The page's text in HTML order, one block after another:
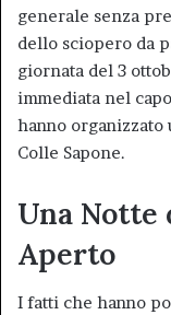
generale senza
dello sciopero da
giornata del 3
immediata nel
hanno organizzato
Colle Sapone.
Una Notte
Aperto
I fatti che hanno